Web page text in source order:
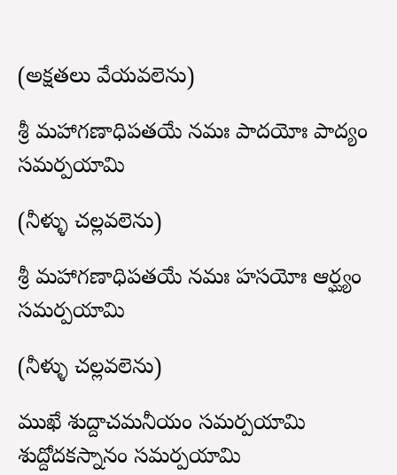
(అక్షతలు వేయవలెను)
శ్రీ మహాగణాధిపతయే నమః పాదయోః పాద్యం
సమర్పయామి
(నీళ్ళు చల్లవలెను)
శ్రీ మహాగణాధిపతయే నమః హస్తయోః ఆర్ఘ్యం
సమర్పయామి
(నీళ్ళు చల్లవలెను)
ముఖే శుద్దాచమనీయం సమర్పయామి
శుద్దోదకస్నానం సమర్పయామి